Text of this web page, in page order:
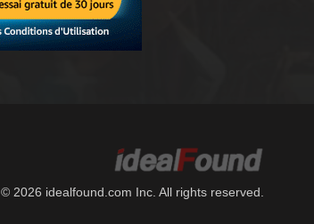
© 2026 idealfound.com Inc. All rights reserved.